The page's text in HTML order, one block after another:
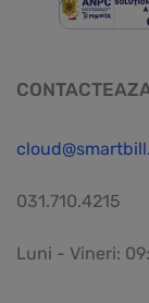
031.710.4215
Luni - Vineri: